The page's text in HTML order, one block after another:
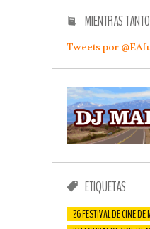
MIENTRAS
Tweets por
ETIQUETAS
26 FESTIVAL DE CINE DE